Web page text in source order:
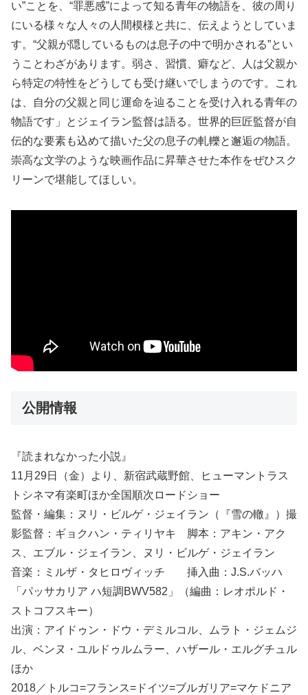
い”ことを、“罪悪感”によって知る青年の物語を、彼の周り
にいる様々な人々の人間模様と共に、伝えようとしていま
す。“父親が隠しているものは息子の中で明かされる”とい
うことわざがあります。弱さ、習慣、癖など、人は父親か
ら特定の特性をどうしても受け継いでしまうのです。これ
は、自分の父親と同じ運命を辿ることを受け入れる青年の
物語です」とジェイラン監督は語る。世界的巨匠監督が自
伝的な要素も込めて描いた父の息子の軋轢と邂逅の物語。
崇高な文学のような映画作品に昇華させた本作をぜひスク
リーンで堪能してほしい。
公開情報
『読まれなかった小説』
11月29日（金）より、新宿武蔵野館、ヒューマントラス
トシネマ有楽町ほか全国順次ロードショー
監督・編集：ヌリ・ビルゲ・ジェイラン（『雪の轍』）撮
影監督：ギョクハン・ティリヤキ 脚本：アキン・アク
ス、エブル・ジェイラン、ヌリ・ビルゲ・ジェイラン
音楽：ミルザ・タヒロヴィッチ 挿入曲：J.S.バッハ
「パッサカリア ハ短調BWV582」（編曲：レオポルド・
ストコフスキー）
出演：アイドゥン・ドウ・デミルコル、ムラト・ジェムジ
ル、ベンヌ・ユルドゥルムラー、ハザール・エルグチュル
ほか
2018／トルコ=フランス=ドイツ=ブルガリア=マケドニア